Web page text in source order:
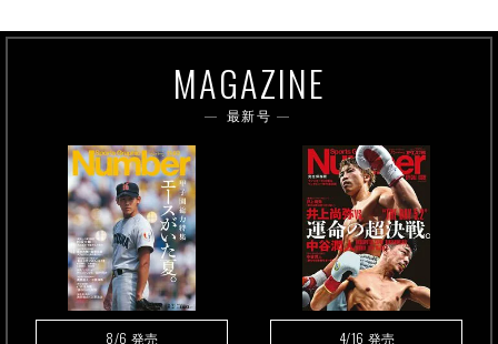
MAGAZINE
最新号
8/6 発売 4/16 発売